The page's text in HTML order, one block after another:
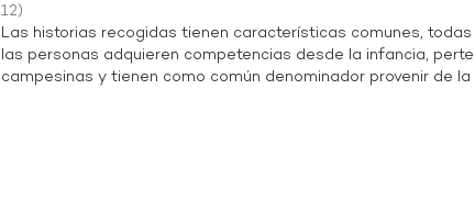
12)
Las historias recogidas tienen características comunes,
las personas adquieren competencias desde la infancia,
campesinas y tienen como común denominador provenir de la